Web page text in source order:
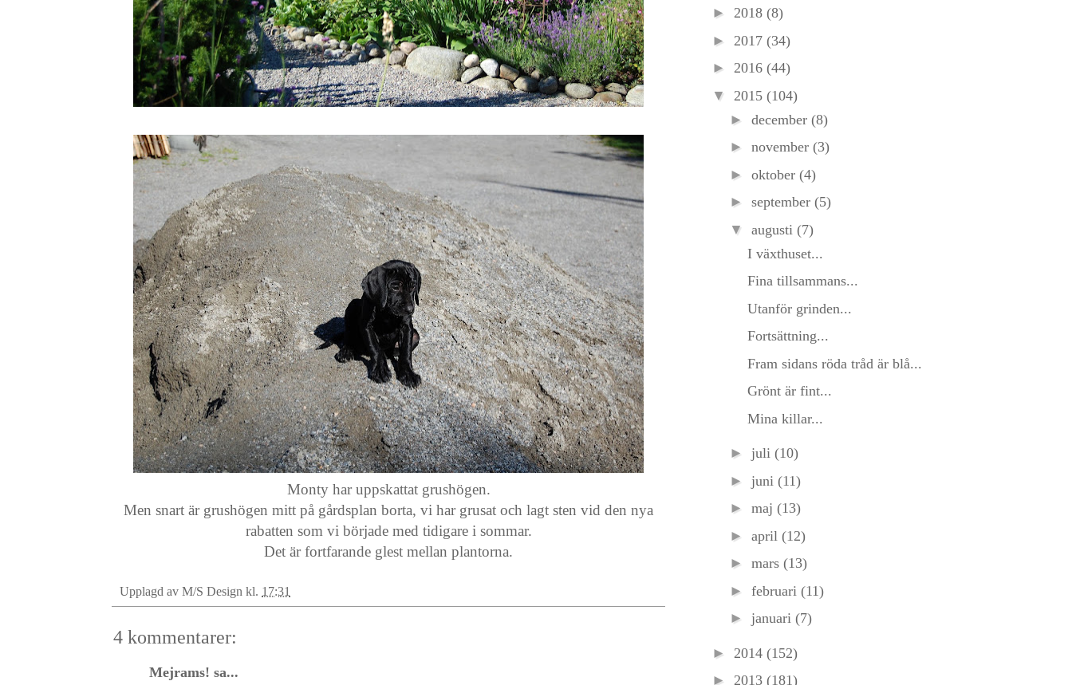
Monty har uppskattat grushögen.
Men snart är grushögen mitt på gårdsplan borta, vi har grusat och lagt sten vid den nya
rabatten som vi började med tidigare i sommar.
Det är fortfarande glest mellan plantorna.
Upplagd av M/S Design kl. 17:31
4 kommentarer:
Mejrams! sa...
► 2018 (8)
► 2017 (34)
► 2016 (44)
▼ 2015 (104)
► december (8)
► november (3)
► oktober (4)
► september (5)
▼ augusti (7)
I växthuset...
Fina tillsammans...
Utanför grinden...
Fortsättning...
Fram sidans röda tråd är blå...
Grönt är fint...
Mina killar...
► juli (10)
► juni (11)
► maj (13)
► april (12)
► mars (13)
► februari (11)
► januari (7)
► 2014 (152)
► 2013 (181)